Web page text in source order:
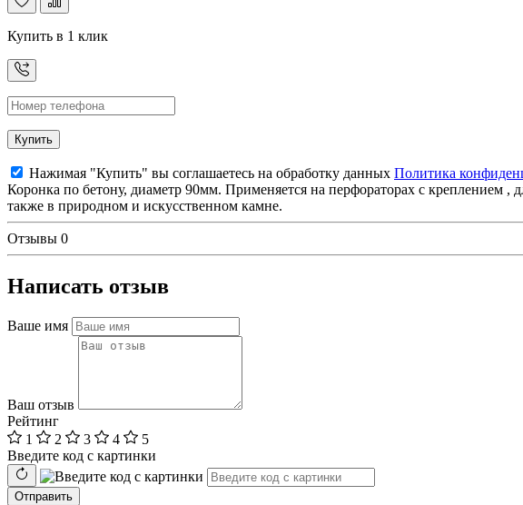
Купить в 1 клик
Купить
Нажимая "Купить" вы соглашаетесь на обработку данных Политика
Коронка по бетону, диаметр 90мм. Применяется на перфораторах с креплением ,
также в природном и искусственном камне.
Отзывы 0
Написать отзыв
Ваше имя
Ваш отзыв
Рейтинг
1
2 3 4
5
Введите код с картинки
Отправить